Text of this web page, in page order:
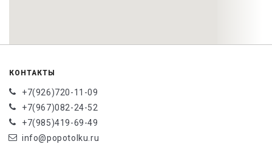
КОНТАКТЫ
+7(926)720-11-09
+7(967)082-24-52
+7(985)419-69-49
info@popotolku.ru